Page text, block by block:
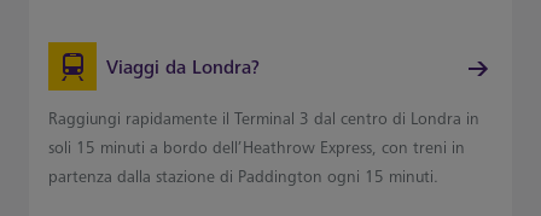
Viaggi da Londra?
Raggiungi rapidamente il Terminal 3 dal centro di Londra in
soli 15 minuti a bordo dell’Heathrow Express, con treni in
partenza dalla stazione di Paddington ogni 15 minuti.